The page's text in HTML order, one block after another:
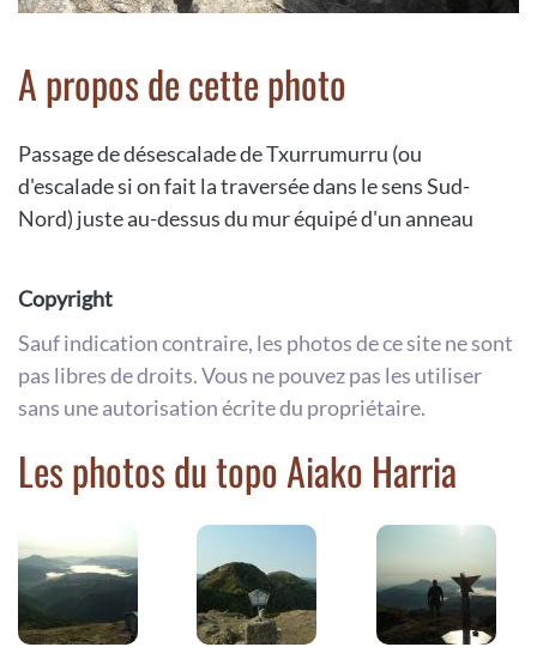
A propos de cette photo
Passage de désescalade de Txurrumurru (ou
d'escalade si on fait la traversée dans le sens Sud-
Nord) juste au-dessus du mur équipé d'un anneau
Copyright
Sauf indication contraire, les photos de ce site ne sont
pas libres de droits. Vous ne pouvez pas les utiliser
sans une autorisation écrite du propriétaire.
Les photos du topo Aiako Harria